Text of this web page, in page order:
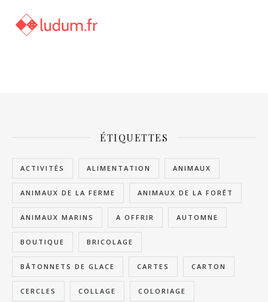
ÉTIQUETTES
ACTIVITÉS ALIMENTATION ANIMAUX
ANIMAUX DE LA FERME ANIMAUX DE LA FORÊT
ANIMAUX MARINS A OFFRIR AUTOMNE
BOUTIQUE BRICOLAGE
BÂTONNETS DE GLACE CARTES CARTON
CERCLES COLLAGE COLORIAGE